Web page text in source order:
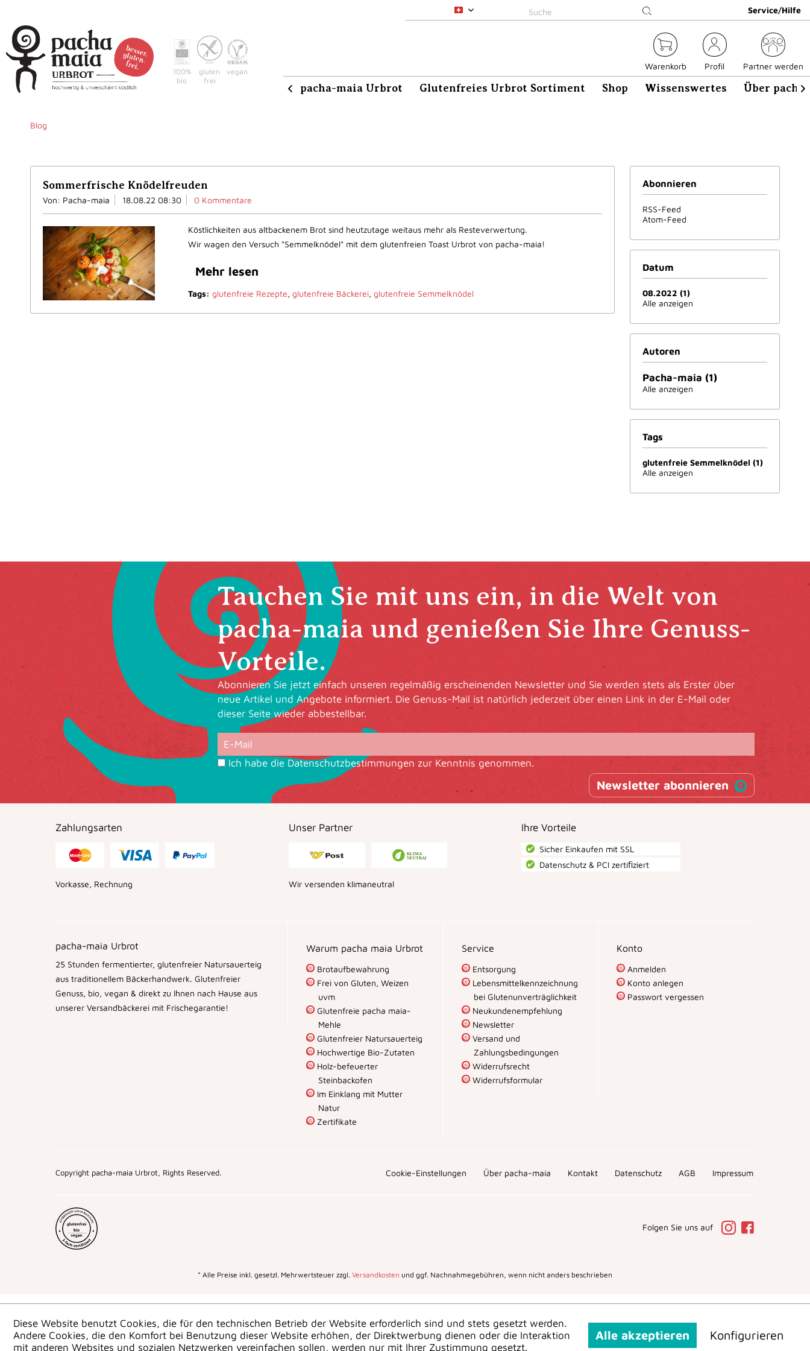
pacha-maia CH Service/Hilfe
100%
bio
gluten
frei
vegan
Warenkorb Profil Partner werden
Warum pacha-maia Urbrot Glutenfreies Urbrot Sortiment Shop Wissenswertes Über
 
Blog
Abonnieren
RSS-Feed
Atom-Feed
Datum
08.2022 (1)
Alle anzeigen
Autoren
Pacha-maia (1)
Alle anzeigen
Tags
glutenfreie Semmelknödel (1)
Alle anzeigen
Sommerfrische Knödelfreuden
Von: Pacha-maia 18.08.22 08:30 0 Kommentare
Köstlichkeiten aus altbackenem Brot sind heutzutage weitaus mehr als Resteverwertung.
Wir wagen den Versuch "Semmelknödel" mit dem glutenfreien Toast Urbrot von pacha-maia!
Mehr lesen
Tags: glutenfreie Rezepte,glutenfreie Bäckerei,glutenfreie Semmelknödel
Tauchen Sie mit uns ein, in die Welt von
pacha-maia und genießen Sie Ihre Genuss-
Vorteile.
Abonnieren Sie jetzt einfach unseren regelmäßig erscheinenden Newsletter und Sie werden stets als Erster über
neue Artikel und Angebote informiert. Die Genuss-Mail ist natürlich jederzeit über einen Link in der E-Mail oder
dieser Seite wieder abbestellbar.
Ich habe die Datenschutzbestimmungen zur Kenntnis genommen.
Newsletter abonnieren
Zahlungsarten
Vorkasse, Rechnung
Unser Partner
Wir versenden klimaneutral
Ihre Vorteile
Sicher Einkaufen mit SSL
Datenschutz & PCI zertiﬁziert
pacha-maia Urbrot
25 Stunden fermentierter, glutenfreier Natursauerteig
aus traditionellem Bäckerhandwerk. Glutenfreier
Genuss, bio, vegan & direkt zu Ihnen nach Hause aus
unserer Versandbäckerei mit Frischegarantie!
Warum pacha maia Urbrot
Brotaufbewahrung
Frei von Gluten, Weizen
uvm
Glutenfreie pacha maia-
Mehle
Glutenfreier Natursauerteig
Hochwertige Bio-Zutaten
Holz-befeuerter
Steinbackofen
Im Einklang mit Mutter
Natur
Zertifikate
Service
Entsorgung
Lebensmittelkennzeichnung
bei Glutenunverträglichkeit
Neukundenempfehlung
Newsletter
Versand und
Zahlungsbedingungen
Widerrufsrecht
Widerrufsformular
Konto
Anmelden
Konto anlegen
Passwort vergessen
* Alle Preise inkl. gesetzl. Mehrwertsteuer zzgl. Versandkosten und ggf. Nachnahmegebühren, wenn nicht anders beschrieben
Cookie-Einstellungen Über pacha-maia Kontakt Datenschutz AGB Impressum
Copyright pacha-maia Urbrot, Rights Reserved.
Folgen Sie uns auf
Diese Website benutzt Cookies, die für den technischen Betrieb der Website erforderlich sind und stets gesetzt werden.
Andere Cookies, die den Komfort bei Benutzung dieser Website erhöhen, der Direktwerbung dienen oder die Interaktion
mit anderen Websites und sozialen Netzwerken vereinfachen sollen, werden nur mit Ihrer Zustimmung gesetzt.
Alle akzeptieren Konfigurieren